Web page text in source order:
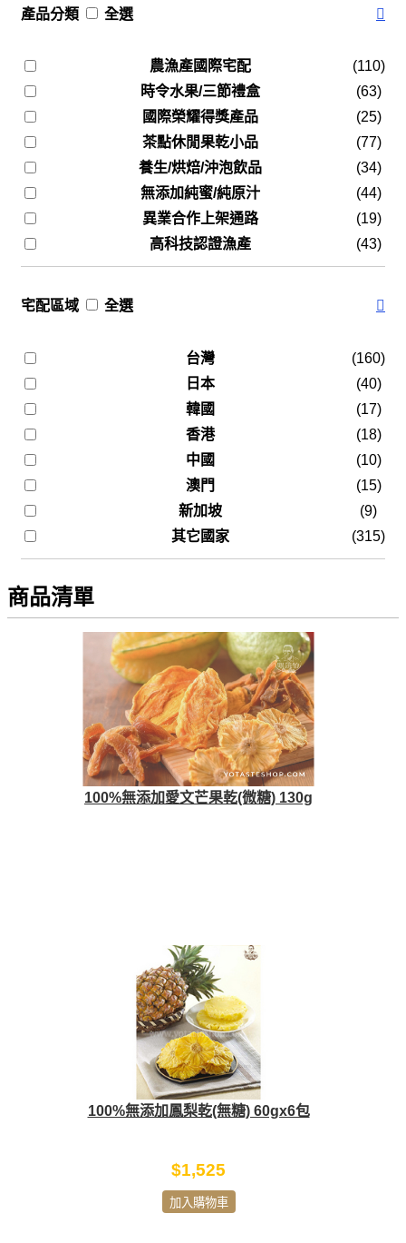
產品分類 全選
農漁產國際宅配
(110)
時令水果/三節禮盒
(63)
國際榮耀得獎產品
(25)
茶點休閒果乾小品
(77)
養生/烘焙/沖泡飲品
(34)
無添加純蜜/純原汁
(44)
異業合作上架通路
(19)
高科技認證漁產
(43)
宅配區域 全選
台灣
(160)
日本
(40)
韓國
(17)
香港
(18)
中國
(10)
澳門
(15)
新加坡
(9)
其它國家
(315)
商品清單
100%無添加愛文芒果乾(微糖) 130g
100%無添加鳳梨乾(無糖) 60gx6包
$1,525
加入購物車